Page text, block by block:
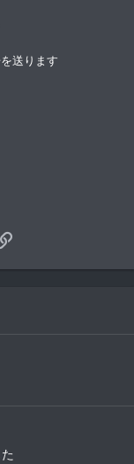
送ります
アドレス
Link